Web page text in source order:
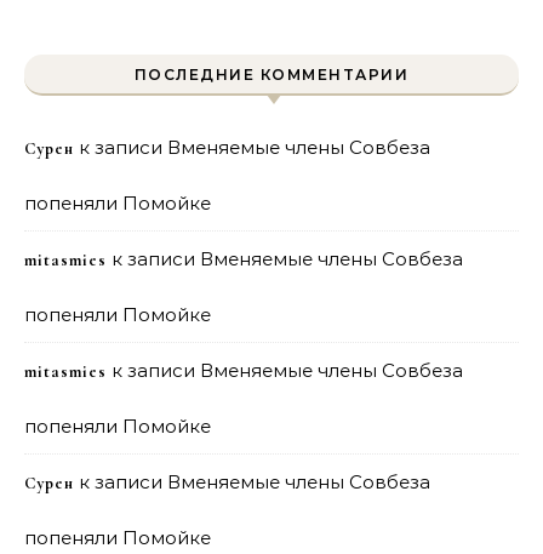
ПОСЛЕДНИЕ КОММЕНТАРИИ
Сурен к записи Вменяемые члены Совбеза
попеняли Помойке
mitasmies к записи Вменяемые члены Совбеза
попеняли Помойке
mitasmies к записи Вменяемые члены Совбеза
попеняли Помойке
Сурен к записи Вменяемые члены Совбеза
попеняли Помойке